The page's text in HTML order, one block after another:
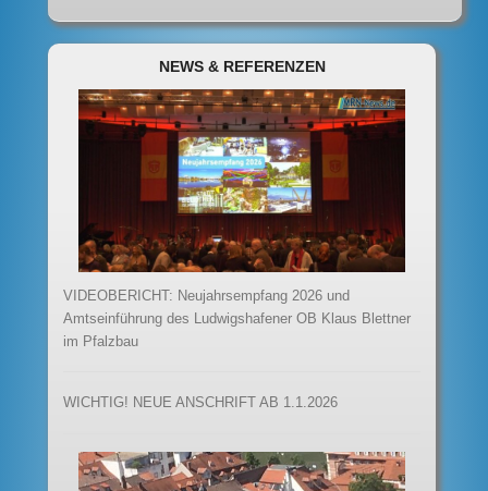
NEWS & REFERENZEN
VIDEOBERICHT: Neujahrsempfang 2026 und
Amtseinführung des Ludwigshafener OB Klaus Blettner
im Pfalzbau
WICHTIG! NEUE ANSCHRIFT AB 1.1.2026